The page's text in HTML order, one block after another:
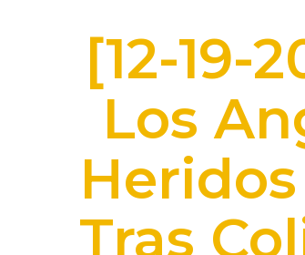
[12-19-
Los
Tras